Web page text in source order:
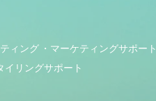
ィング マーケティングサポート
イリングサポート